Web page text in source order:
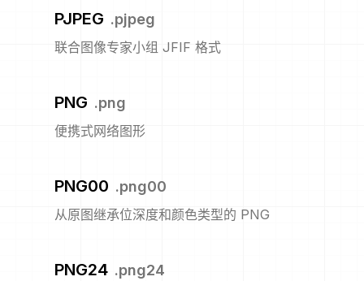
PJPEG .pjpeg
联合图像专家小组 JFIF 格式
PNG .png
便携式网络图形
PNG00 .png00
从原图继承位深度和颜色类型的 PNG
PNG24 .png24